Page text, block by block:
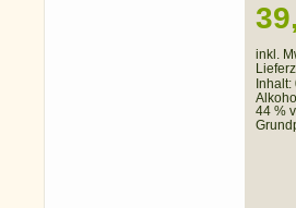
inkl.
Inhalt:
44 %